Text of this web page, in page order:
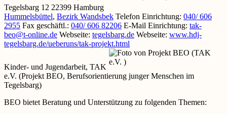
Tegelsbarg 12 22399 Hamburg
Hummelsbüttel, Bezirk Wandsbek Telefon Einrichtung: 040/ 606
2955 Fax geschäftl.: 040/ 606 82206 E-Mail Einrichtung: tak-
beo@t-online.de Webseite: tegelsbarg.de Webseite: www.hdj-
tegelsbarg.de/ueberuns/tak-projekt.html
Kinder- und Jugendarbeit, TAK
e.V. (Projekt BEO, Berufsorientierung junger Menschen im
Tegelsbarg)
BEO bietet Beratung und Unterstützung zu folgenden Themen: